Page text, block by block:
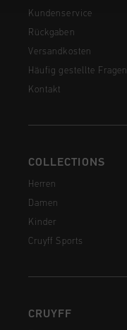
Kundenservice
Rückgaben
Versandkosten
Häufig gestellte Fragen
Kontakt
COLLECTIONS
Herren
Damen
Kinder
Cruyff Sports
CRUYFF